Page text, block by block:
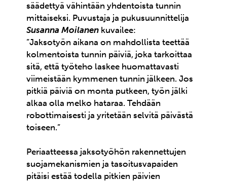
säädettyä vähintään yhdentoista tunnin
mittaiseksi. Puvustaja ja pukusuunnittelija
Susanna Moilanen kuvailee:
”Jaksotyön aikana on mahdollista teettää
kolmentoista tunnin päiviä, joka tarkoittaa
sitä, että työteho laskee huomattavasti
viimeistään kymmenen tunnin jälkeen. Jos
pitkiä päiviä on monta putkeen, työn jälki
alkaa olla melko hataraa. Tehdään
robottimaisesti ja yritetään selvitä päivästä
toiseen.”
Periaatteessa jaksotyöhön rakennettujen
suojamekanismien ja tasoitusvapaiden
pitäisi estää todella pitkien päivien